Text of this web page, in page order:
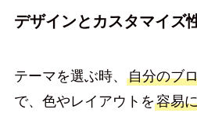
デザインとカスタマイズ
テーマを選ぶ時、 自分のブ
で、色やレイアウトを容易